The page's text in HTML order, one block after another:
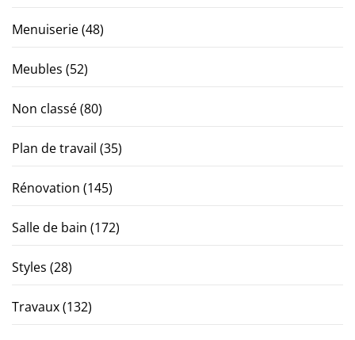
Menuiserie(48)
Meubles (52)
Non classé(80)
Plan de travail (35)
Rénovation (145)
Salle de bain (172)
Styles (28)
Travaux(132)